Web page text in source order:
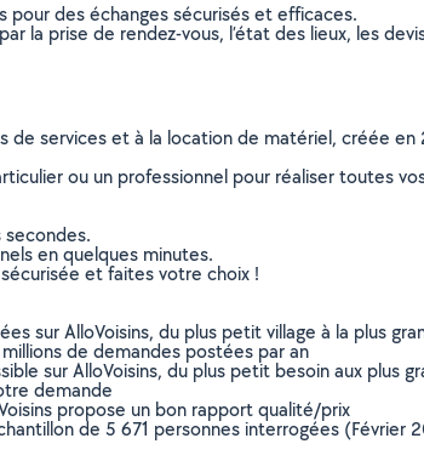
pour des échanges sécurisés et efficaces.
la prise de rendez-vous, l’état des lieux, les
de services et à la location de matériel, créée
ou un professionnel pour réaliser toutes
secondes.
en quelques minutes.
et faites votre choix !
sur AlloVoisins, du plus petit village à la plus
de demandes postées par an
sur AlloVoisins, du plus petit besoin aux plus
demande
propose un bon rapport qualité/prix
de 5 671 personnes interrogées (Février